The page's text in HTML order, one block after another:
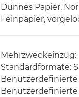
Dünnes Papier,
Feinpapier,
Mehrzweckeinzug:
Standardformate:
Benutzerdefinierte
Benutzerdefinierte